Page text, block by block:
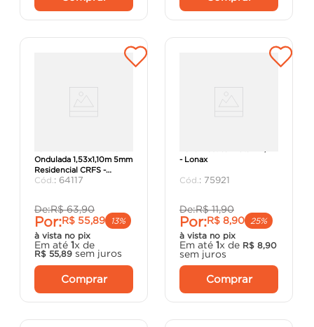
Ondulada 1,53x1,10m 5mm
Residencial CRFS -
Brasilit.
: 64117
De:R$ 63,90
Por:R$ 55,89
13%
à vista no pix
Em até 1x de
R$ 55,89 sem juros
Comprar
- Lonax
: 75921
De:R$ 11,90
Por:R$ 8,90
25%
à vista no pix
Em até 1x de R$ 8,90
sem juros
Comprar